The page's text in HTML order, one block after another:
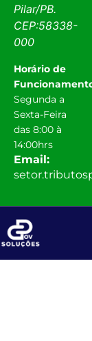
Pilar/PB.
CEP:58338-
000
Horário de
Segunda a
Sexta-Feira
das 8:00 à
14:00hrs
Email: